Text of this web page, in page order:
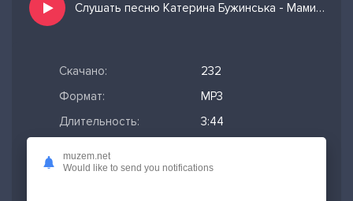
Слушать песню Катерина Бужинська - Мамина любов и добавить в избранных
Скачано:
232
Формат:
MP3
Длительность:
3:44
Качество mp3:
320 кбит/с,
muzem.net
Would like to send you notifications